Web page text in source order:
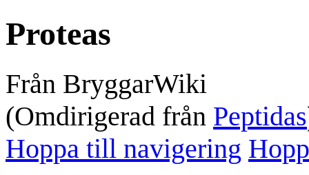
Proteas
Från BryggarWiki
(Omdirigerad från Peptidas
Hoppa till navigering